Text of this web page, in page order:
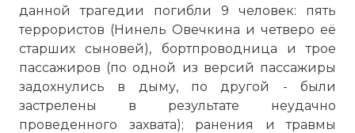
данной трагедии погибли 9 человек: пять
террористов (Нинель Овечкина и четверо её
старших сыновей), бортпроводница и трое
пассажиров (по одной из версий пассажиры
задохнулись в дыму, по другой - были
застрелены в результате неудачно
проведенного захвата); ранения и травмы